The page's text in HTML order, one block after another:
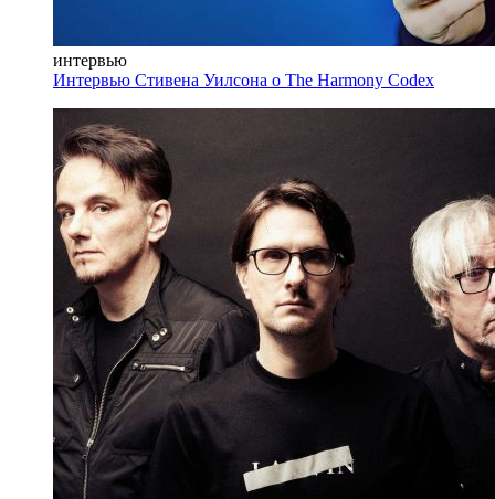
интервью
Интервью Стивена Уилсона о The Harmony Codex